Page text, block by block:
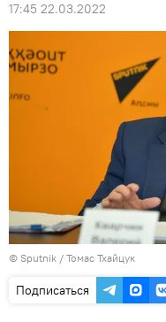
17:45 22.03.2022
© Sputnik / Томас Тхайцук
Подписаться